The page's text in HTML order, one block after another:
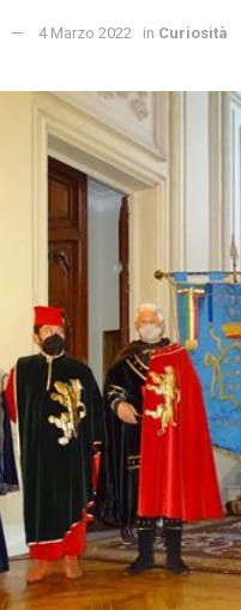
4 Marzo 2022 in Curiosità